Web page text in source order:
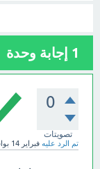
1 إجابة وحدة
0
تصويتات
تم الرد عليه فبراير 14